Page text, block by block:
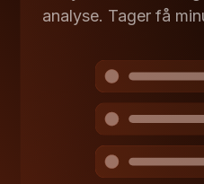
analyse. Tager få